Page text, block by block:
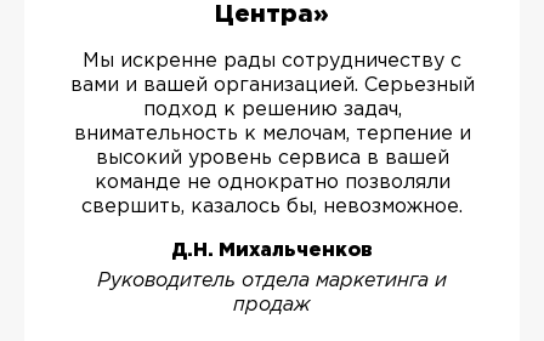
Центра»
Мы искренне рады сотрудничеству с
вами и вашей организацией. Серьезный
подход к решению задач,
внимательность к мелочам, терпение и
высокий уровень сервиса в вашей
команде не однократно позволяли
свершить, казалось бы, невозможное.
Д.Н. Михальченков
Руководитель отдела маркетинга и
продаж